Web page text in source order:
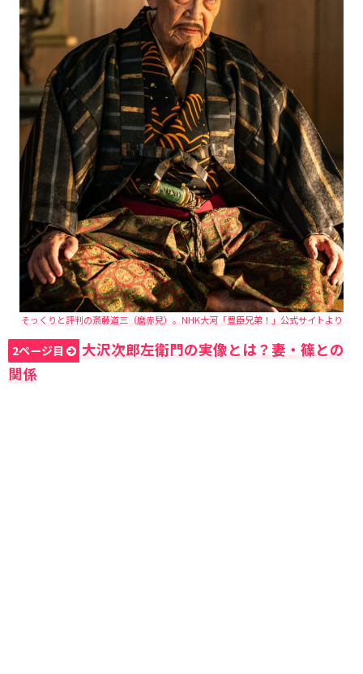
そっくりと評判の斎藤道三（麿赤兒）。NHK大河「豊臣兄弟！」公式サイトより
2ページ目
大沢次郎左衛門の実像とは？妻・篠との
関係